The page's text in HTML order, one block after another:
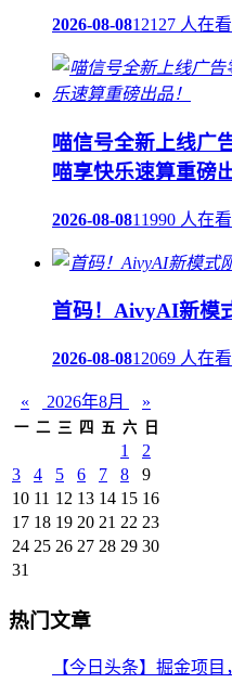
2026-08-0812127 人在看
喵信号全新上线广
喵享快乐速算重磅
2026-08-0811990 人在看
首码！AivyAI新模
2026-08-0812069 人在看
« 2026年8月 »
一 二 三 四 五 六 日
1
2
3
4 5 6 7 8
9
10 11 12 13 14 15 16
17 18 19 20 21 22 23
24 25 26 27 28 29 30
31
热门文章
【今日头条】掘金项